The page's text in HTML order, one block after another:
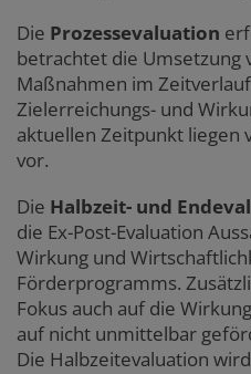
Die Prozessevaluation
betrachtet die Umsetzung
Maßnahmen im Zeitverlauf
Zielerreichungs- und
aktuellen Zeitpunkt liegen
vor.
Die Halbzeit- und
die Ex-Post-Evaluation
Wirkung und
Förderprogramms.
Fokus auch auf die
auf nicht unmittelbar
Die Halbzeitevaluation